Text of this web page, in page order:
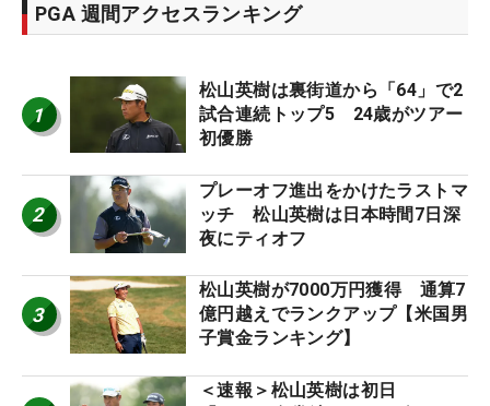
PGA 週間アクセスランキング
1
松山英樹は裏街道から「64」で2
試合連続トップ5 24歳がツアー
初優勝
2
プレーオフ進出をかけたラストマ
ッチ 松山英樹は日本時間7日深
夜にティオフ
3
松山英樹が7000万円獲得 通算7
億円越えでランクアップ【米国男
子賞金ランキング】
＜速報＞松山英樹は初日